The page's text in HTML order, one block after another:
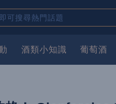
酒類小知識 葡萄酒